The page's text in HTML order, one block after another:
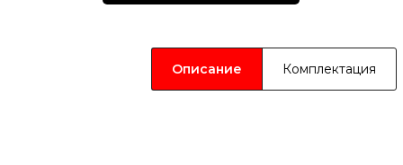
Описание Комплектация